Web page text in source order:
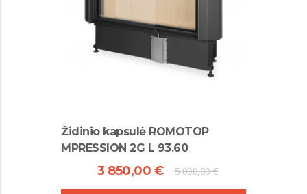
Židinio kapsulė ROMOTOP
MPRESSION 2G L 93.60
3 850,00 € 5 000,00 €